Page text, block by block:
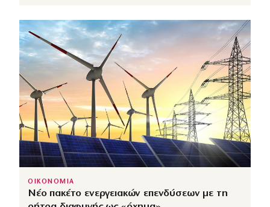
ΟΙΚΟΝΟΜΙΑ
Νέο πακέτο ενεργειακών επενδύσεων με τη